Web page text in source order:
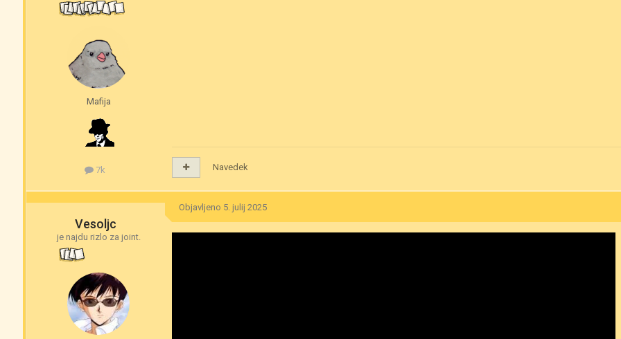
Mafija
7k Navedek
Vesoljc
je najdu rizlo za joint.
Objavljeno 5. julij 2025